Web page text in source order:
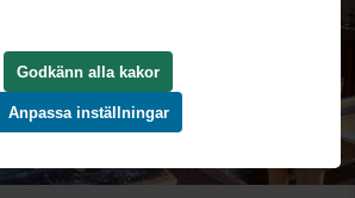
Godkänn alla kakor
Anpassa inställningar